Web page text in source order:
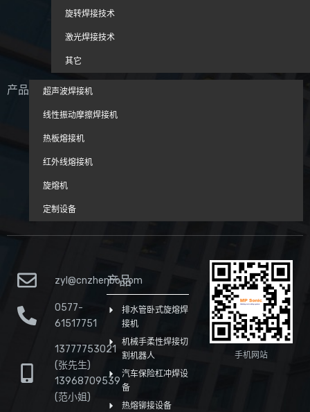
旋转焊接技术
激光焊接技术
其它
产品 超声波焊接机
线性振动摩擦焊接机
热板熔接机
红外线熔接机
旋熔机
定制设备
zyl@cnzhenbo.com
0577-
61517751
13777753021
(张先生)
13968709539
(范小姐)
产品
排水管卧式旋熔焊
接机
机械手柔性焊接切
割机器人
汽车保险杠冲焊设
备
热熔铆接设备
手机网站